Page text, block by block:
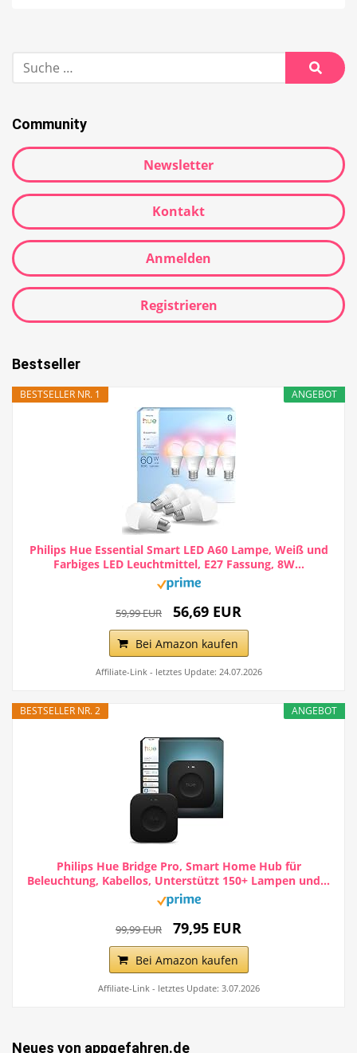
Community
Newsletter
Kontakt
Anmelden
Registrieren
Bestseller
ANGEBOT
BESTSELLER NR. 1
Philips Hue Essential Smart LED A60 Lampe, Weiß und
Farbiges LED Leuchtmittel, E27 Fassung, 8W...
59,99 EUR 56,69 EUR
Bei Amazon kaufen
Affiliate-Link - letztes Update: 24.07.2026
ANGEBOT
BESTSELLER NR. 2
Philips Hue Bridge Pro, Smart Home Hub für
Beleuchtung, Kabellos, Unterstützt 150+ Lampen und...
99,99 EUR 79,95 EUR
Bei Amazon kaufen
Affiliate-Link - letztes Update: 3.07.2026
Neues von appgefahren.de